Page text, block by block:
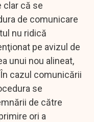
clar că se
de comunicare
nu ridică
pe avizul de
unui nou alineat,
cazul comunicării
se
de către
ori a